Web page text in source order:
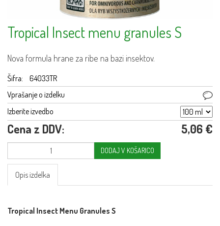
Tropical Insect menu granules S
Nova formula hrane za ribe na bazi insektov.
Šifra:
64033TR
Vprašanje o izdelku
Izberite izvedbo
Cena z DDV: 5,06 €
DODAJ V KOŠARICO
Opis izdelka
Tropical Insect Menu Granules S